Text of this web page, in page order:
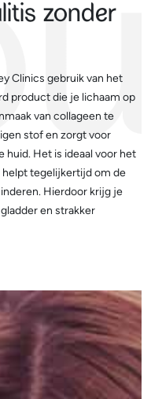
zonder
Clinics gebruik van het
product die je lichaam op
van collageen te
stof en zorgt voor
Het is ideaal voor het
helpt tegelijkertijd om de
Hierdoor krijg je
en strakker